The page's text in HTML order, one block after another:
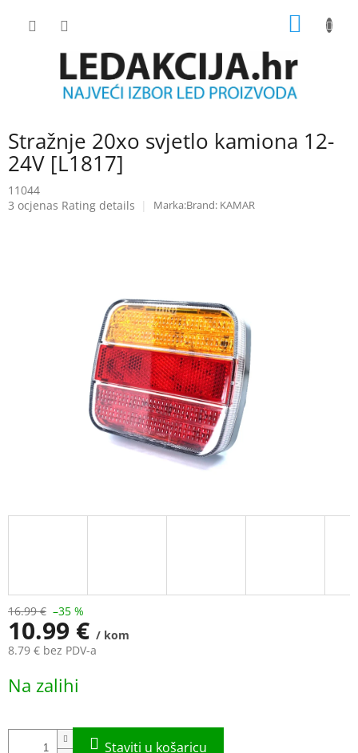
Stražnje 20xo svjetlo kamiona 12-
24V [L1817]
11044
The
3 ocjenas Rating details Brand: KAMAR
16.99 € –35 %
10.99 € / kom
8.79 € bez PDV-a
price:
Na zalihi